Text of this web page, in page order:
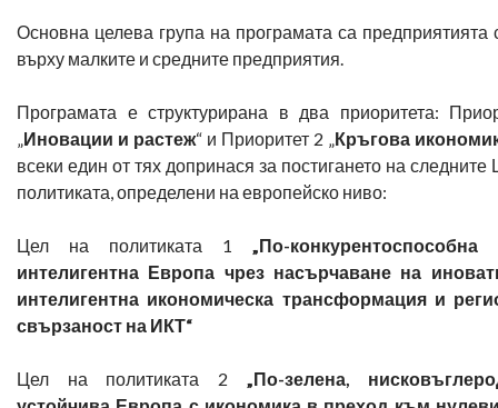
Основна целева група на програмата са предприятията
върху малките и средните предприятия.
Програмата е структурирана в два приоритета:
„Иновации и растеж“ и Приоритет 2 „Кръгова
всеки един от тях допринася за постигането на следните
политиката, определени на европейско ниво:
Цел на политиката 1
„По-
интелигентна Европа чрез насърчаване на
интелигентна икономическа трансформация и
свързаност на ИКТ“
Цел на политиката 2 „По-зелена,